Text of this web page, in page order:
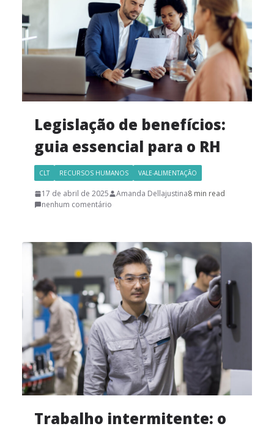
Legislação de benefícios:
guia essencial para o RH
CLT RECURSOS HUMANOS VALE-ALIMENTAÇÃO
17 de abril de 2025 Amanda Dellajustina8 min read
nenhum comentário
Trabalho intermitente: o